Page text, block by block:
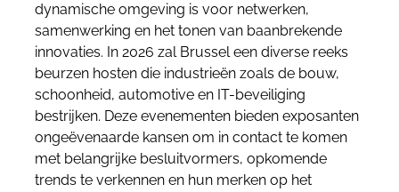
dynamische omgeving is voor netwerken,
samenwerking en het tonen van baanbrekende
innovaties. In 2026 zal Brussel een diverse reeks
beurzen hosten die industrieën zoals de bouw,
schoonheid, automotive en IT-beveiliging
bestrijken. Deze evenementen bieden exposanten
ongeëvenaarde kansen om in contact te komen
met belangrijke besluitvormers, opkomende
trends te verkennen en hun merken op het